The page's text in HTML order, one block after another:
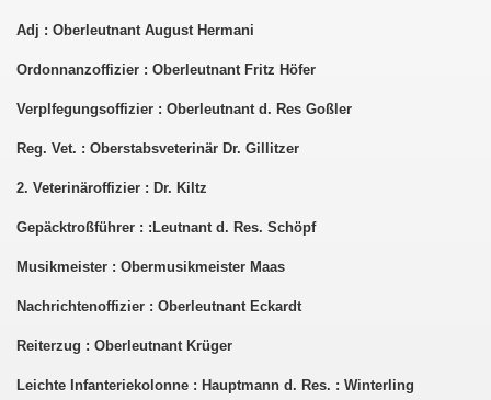
Adj : Oberleutnant August Hermani
Ordonnanzoffizier : Oberleutnant Fritz Höfer
Verplfegungsoffizier : Oberleutnant d. Res Goßler
Reg. Vet. : Oberstabsveterinär Dr. Gillitzer
2. Veterinäroffizier : Dr. Kiltz
Gepäcktroßführer : :Leutnant d. Res. Schöpf
Musikmeister : Obermusikmeister Maas
Nachrichtenoffizier : Oberleutnant Eckardt
Reiterzug : Oberleutnant Krüger
Leichte Infanteriekolonne : Hauptmann d. Res. : Winterling